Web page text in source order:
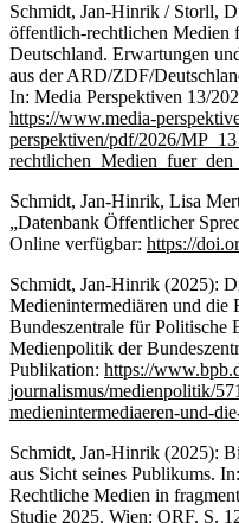
Schmidt, Jan-Hinrik / Storll,
öffentlich-rechtlichen Medien
Deutschland. Erwartungen
aus der ARD/ZDF/
In: Media Perspektiven 13/
https://www.media-
perspektiven/pdf/2026/
Schmidt, Jan-Hinrik, Lisa
„Datenbank Öffentlicher
Online verfügbar: https://
Schmidt, Jan-Hinrik (2025):
Medienintermediären und die
Bundeszentrale für Politische
Medienpolitik der
Publikation: https://
journalismus/medienpolitik/
medienintermediaeren-und-
Schmidt, Jan-Hinrik (2025):
aus Sicht seines Publikums.
Rechtliche Medien in
Studie 2025. Wien: ORF. S.